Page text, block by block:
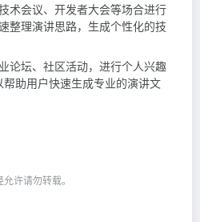
术会议、开发者大会等场合进行
整理演讲思路，生成个性化的技
论坛、社区活动，进行个人兴趣
助用户快速生成专业的演讲文
许请勿转载。